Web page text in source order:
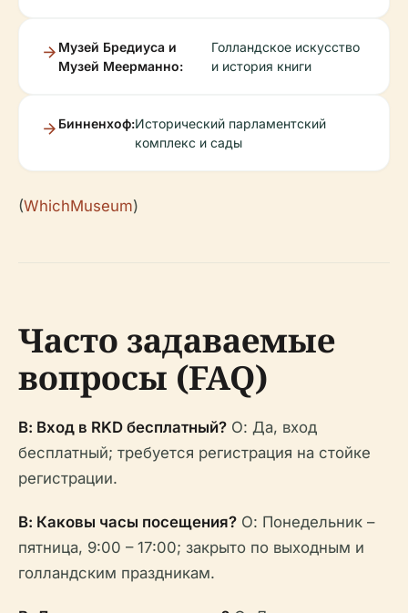
Музей Бредиуса и
Музей Меерманно:
Голландское искусство
и история книги
Бинненхоф:Исторический парламентский
комплекс и сады
(WhichMuseum)
Часто задаваемые
вопросы (FAQ)
В: Вход в RKD бесплатный? О: Да, вход
бесплатный; требуется регистрация на стойке
регистрации.
В: Каковы часы посещения? О: Понедельник –
пятница, 9:00 – 17:00; закрыто по выходным и
голландским праздникам.